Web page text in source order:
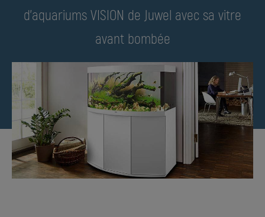
d'aquariums VISION de Juwel avec sa vitre
avant bombée